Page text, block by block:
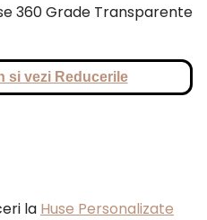
360 Grade Transparente
si vezi Reducerile
la Huse Personalizate